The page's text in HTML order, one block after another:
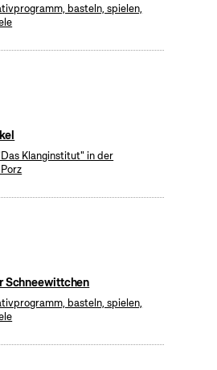
basteln, spielen,
Klanginstitut" in der
Schneewittchen
basteln, spielen,